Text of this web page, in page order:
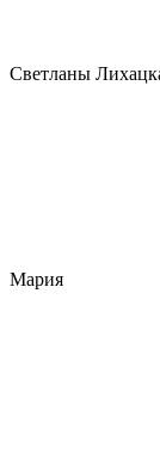
Светланы
Мария